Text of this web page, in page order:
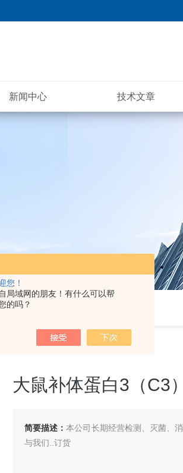
您！
局域网的朋友！有什么可以帮
的吗？
新闻中心 技术文章
）ELISA 试剂盒
大鼠补体蛋白3（C3
简要描述：本公司长期经营检测、灭菌、
与我们..订货